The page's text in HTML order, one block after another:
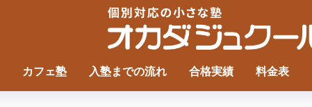
カフェ塾 入塾までの流れ 合格実績 料金表